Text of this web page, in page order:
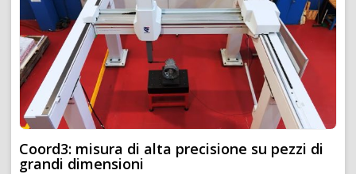
Coord3: misura di alta precisione su pezzi di
grandi dimensioni